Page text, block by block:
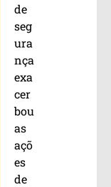
de
seg
ura
nça
exa
cer
bou
as
açõ
es
de